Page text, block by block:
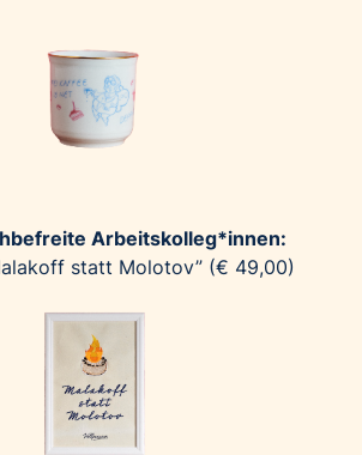
Arbeitskolleg*innen:
statt Molotov” (€ 49,00)